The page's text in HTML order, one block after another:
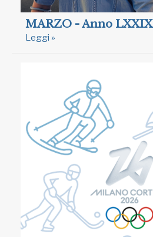
MARZO - Anno LXXIX
Leggi »